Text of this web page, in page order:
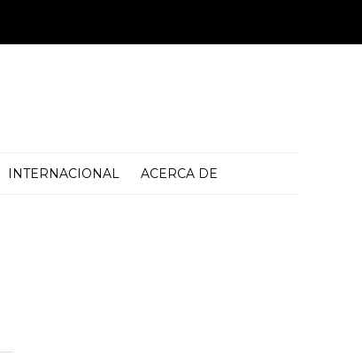
INTERNACIONAL ACERCA DE